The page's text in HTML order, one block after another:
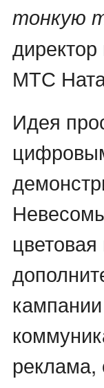
тонкую
МТС
Идея